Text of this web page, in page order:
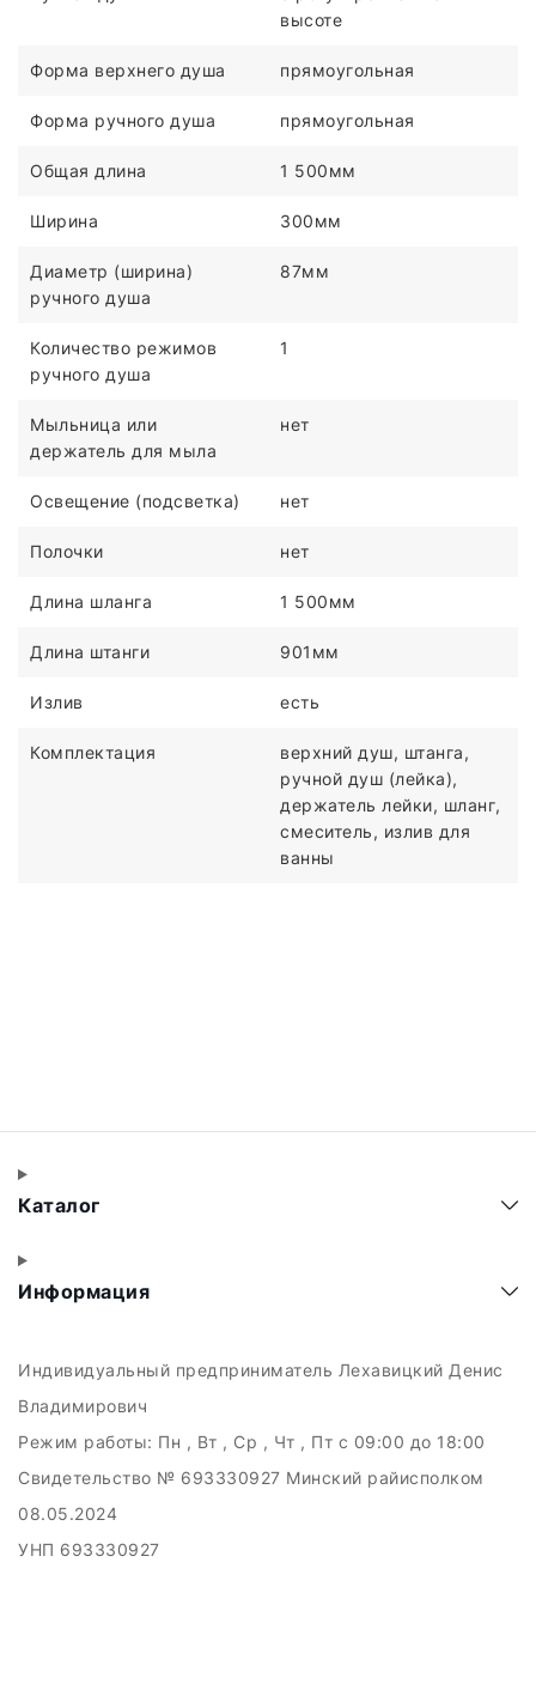
высоте
Форма верхнего душа прямоугольная
Форма ручного душа прямоугольная
Общая длина 1 500мм
Ширина 300мм
Диаметр (ширина)
ручного душа
87мм
Количество режимов
ручного душа
1
Мыльница или
держатель для мыла
нет
Освещение (подсветка) нет
Полочки нет
Длина шланга 1 500мм
Длина штанги 901мм
Излив есть
Комплектация
верхний душ, штанга,
ручной душ (лейка),
держатель лейки, шланг,
смеситель, излив для
ванны
Каталог
Информация
Индивидуальный предприниматель Лехавицкий Денис
Владимирович
Режим работы: Пн , Вт , Ср , Чт , Пт c 09:00 до 18:00
Свидетельство № 693330927 Минский райисполком
08.05.2024
УНП 693330927